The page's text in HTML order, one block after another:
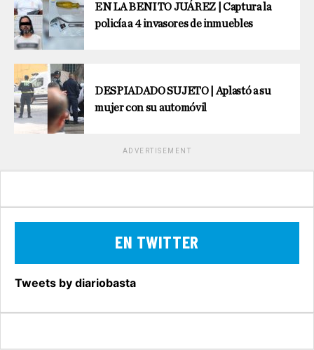
EN LA BENITO JUÁREZ | Captura la
policía a 4 invasores de inmuebles
DESPIADADO SUJETO | Aplastó a su
mujer con su automóvil
ADVERTISEMENT
EN TWITTER
Tweets by diariobasta